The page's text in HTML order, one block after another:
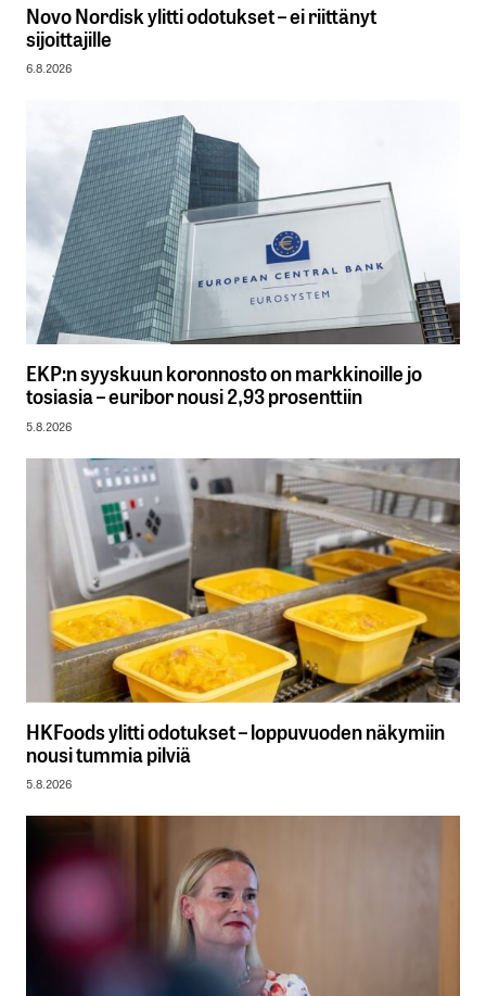
Novo Nordisk ylitti odotukset – ei riittänyt
sijoittajille
6.8.2026
EKP:n syyskuun koronnosto on markkinoille jo
tosiasia – euribor nousi 2,93 prosenttiin
5.8.2026
HKFoods ylitti odotukset – loppuvuoden näkymiin
nousi tummia pilviä
5.8.2026